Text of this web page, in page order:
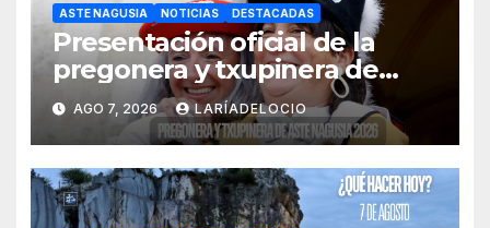
ASTE NAGUSIA NOTICIAS DESTACADAS
Presentación oficial de la
pregonera y txupinera de
Aste Nagusia 2026
AGO 7, 2026 LARÍADELOCIO